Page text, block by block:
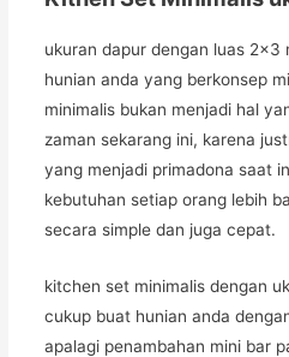
ukuran dapur dengan luas
hunian anda yang berkonsep
minimalis bukan menjadi hal
zaman sekarang ini, karena
yang menjadi primadona saat
kebutuhan setiap orang lebih
secara simple dan juga cepat.
kitchen set minimalis dengan
cukup buat hunian anda
apalagi penambahan mini bar